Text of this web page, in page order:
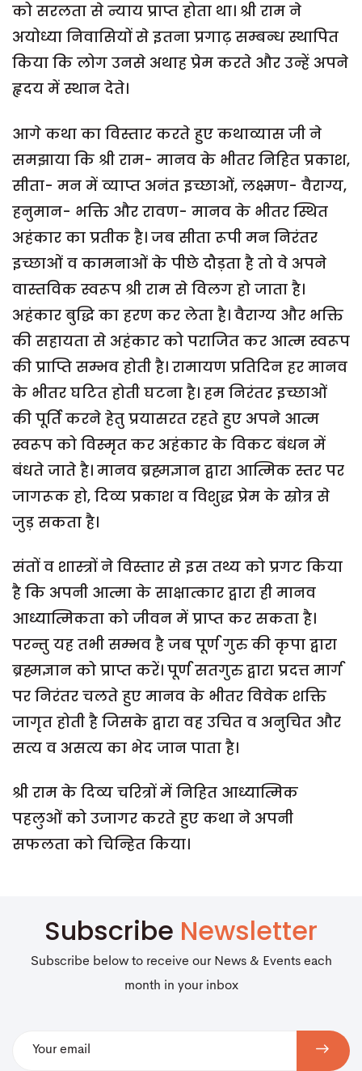
को सरलता से न्याय प्राप्त होता था। श्री राम ने
अयोध्या निवासियों से इतना प्रगाढ़ सम्बन्ध स्थापित
किया कि लोग उनसे अथाह प्रेम करते और उन्हें अपने
हृदय में स्थान देते।
आगे कथा का विस्तार करते हुए कथाव्यास जी ने
समझाया कि श्री राम- मानव के भीतर निहित प्रकाश,
सीता- मन में व्याप्त अनंत इच्छाओं, लक्ष्मण- वैराग्य,
हनुमान- भक्ति और रावण- मानव के भीतर स्थित
अहंकार का प्रतीक है। जब सीता रूपी मन निरंतर
इच्छाओं व कामनाओं के पीछे दौड़ता है तो वे अपने
वास्तविक स्वरूप श्री राम से विलग हो जाता है।
अहंकार बुद्धि का हरण कर लेता है। वैराग्य और भक्ति
की सहायता से अहंकार को पराजित कर आत्म स्वरूप
की प्राप्ति सम्भव होती है। रामायण प्रतिदिन हर मानव
के भीतर घटित होती घटना है। हम निरंतर इच्छाओं
की पूर्ति करने हेतु प्रयासरत रहते हुए अपने आत्म
स्वरूप को विस्मृत कर अहंकार के विकट बंधन में
बंधते जाते है। मानव ब्रह्मज्ञान द्वारा आत्मिक स्तर पर
जागरूक हो, दिव्य प्रकाश व विशुद्ध प्रेम के स्रोत्र से
जुड़ सकता है।
संतों व शास्त्रों ने विस्तार से इस तथ्य को प्रगट किया
है कि अपनी आत्मा के साक्षात्कार द्वारा ही मानव
आध्यात्मिकता को जीवन में प्राप्त कर सकता है।
परन्तु यह तभी सम्भव है जब पूर्ण गुरु की कृपा द्वारा
ब्रह्मज्ञान को प्राप्त करें। पूर्ण सतगुरु द्वारा प्रदत्त मार्ग
पर निरंतर चलते हुए मानव के भीतर विवेक शक्ति
जागृत होती है जिसके द्वारा वह उचित व अनुचित और
सत्य व असत्य का भेद जान पाता है।
श्री राम के दिव्य चरित्रों में निहित आध्यात्मिक
पहलुओं को उजागर करते हुए कथा ने अपनी
सफलता को चिन्हित किया।
Subscribe Newsletter
Subscribe below to receive our News & Events each
month in your inbox